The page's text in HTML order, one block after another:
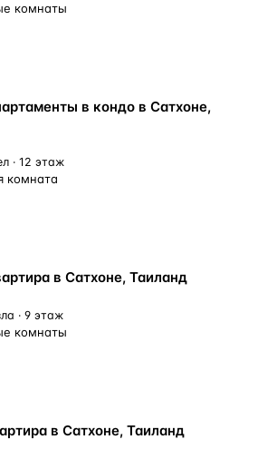
комнаты
в кондо в Сатхоне,
· 12 этаж
комната
в Сатхоне, Таиланд
· 9 этаж
комнаты
в Сатхоне, Таиланд